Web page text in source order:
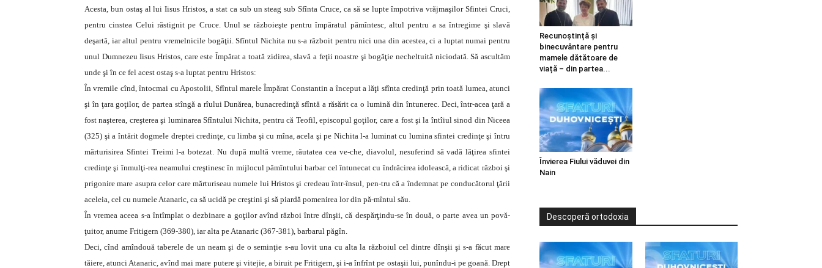
Acesta, bun ostaş al lui Iisus Hristos, a stat ca sub un steag sub Sfînta Cruce, ca să se lupte împotriva vrăjmaşilor Sfintei Cruci,
pentru cinstea Celui răstignit pe Cruce. Unul se războieşte pentru împăratul pămîntesc, altul pentru a sa întregime şi slavă
deşartă, iar altul pentru vremelnicile bogăţii. Sfîntul Nichita nu s-a războit pentru nici una din acestea, ci a luptat numai pentru
unul Dumnezeu Iisus Hristos, care este Împărat a toată zidirea, slavă a feţii noastre şi bogăţie necheltuită niciodată. Să ascultăm
unde şi în ce fel acest ostaş s-a luptat pentru Hristos:
În vremile cînd, întocmai cu Apostolii, Sfîntul marele Împărat Constantin a început a lăţi sfînta credinţă prin toată lumea, atunci
şi în ţara goţilor, de partea stîngă a rîului Dunărea, bunacredinţă sfîntă a răsărit ca o lumină din întunerec. Deci, într-acea ţară a
fost naşterea, creşterea şi luminarea Sfîntului Nichita, pentru că Teofil, episcopul goţilor, care a fost şi la întîiul sinod din Niceea
(325) şi a întărit dogmele dreptei credinţe, cu limba şi cu mîna, acela şi pe Nichita l-a luminat cu lumina sfintei credinţe şi întru
mărturisirea Sfintei Treimi l-a botezat. Nu după multă vreme, răutatea cea ve-che, diavolul, nesuferind să vadă lăţirea sfintei
credinţe şi înmulţi-rea neamului creştinesc în mijlocul pămîntului barbar cel întunecat cu îndrăcirea idolească, a ridicat război şi
prigonire mare asupra celor care mărturiseau numele lui Hristos şi credeau într-însul, pen-tru că a îndemnat pe conducătorul ţării
aceleia, cel cu numele Atanaric, ca să ucidă pe creştini şi să piardă pomenirea lor din pă-mîntul său.
În vremea aceea s-a întîmplat o dezbinare a goţilor avînd război între dînşii, că despărţindu-se în două, o parte avea un povă-
ţuitor, anume Fritigern (369-380), iar alta pe Atanaric (367-381), barbarul păgîn.
Deci, cînd amîndouă taberele de un neam şi de o seminţie s-au lovit una cu alta la războiul cel dintre dînşii şi s-a făcut mare
tăiere, atunci Atanaric, avînd mai mare putere şi vitejie, a biruit pe Fritigern, şi i-a înfrînt pe ostaşii lui, punîndu-i pe goană. Drept
Recunoștință și
binecuvântare pentru
mamele dătătoare de
viață – din partea...
Învierea Fiului văduvei din
Nain
Descoperă ortodoxia